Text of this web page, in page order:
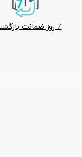
7 روز ضمانت بازگشت